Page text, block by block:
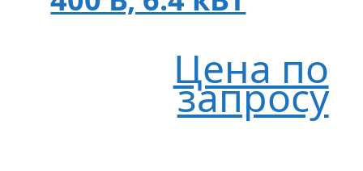
Цена по
запросу